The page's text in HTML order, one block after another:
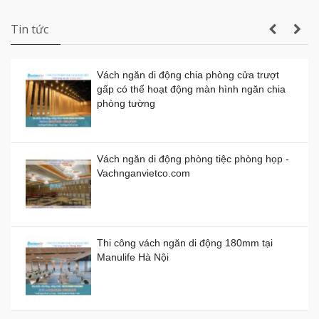
Demo Vách Ngăn Di Động Cho Bệnh Viện
Demo Vách Ngăn Di Động cho Văn Phòng
Vách ngăn di động bằng nhựa giá thành
bao nhiêu 1 mét vuông?
Vách ngăn di động bằng gỗ, kính, nhựa
Vách ngăn kính di động giá rẻ
Tin tức
Vách ngăn di động chia phòng cửa trượt
gấp có thể hoạt động màn hình ngăn chia
phòng tường
Vách ngăn di động phòng tiệc phòng họp -
Vachnganvietco.com
Thi công vách ngăn di động 180mm tại
Manulife Hà Nội